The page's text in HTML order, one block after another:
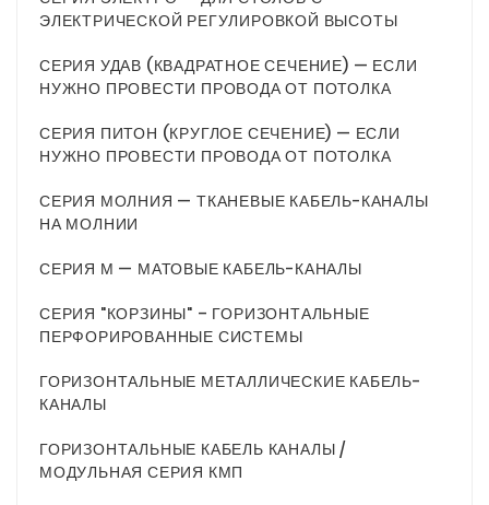
ЭЛЕКТРИЧЕСКОЙ РЕГУЛИРОВКОЙ ВЫСОТЫ
СЕРИЯ УДАВ (КВАДРАТНОЕ СЕЧЕНИЕ) — ЕСЛИ
НУЖНО ПРОВЕСТИ ПРОВОДА ОТ ПОТОЛКА
СЕРИЯ ПИТОН (КРУГЛОЕ СЕЧЕНИЕ) — ЕСЛИ
НУЖНО ПРОВЕСТИ ПРОВОДА ОТ ПОТОЛКА
СЕРИЯ МОЛНИЯ — ТКАНЕВЫЕ КАБЕЛЬ-КАНАЛЫ
НА МОЛНИИ
СЕРИЯ М — МАТОВЫЕ КАБЕЛЬ-КАНАЛЫ
СЕРИЯ "КОРЗИНЫ" – ГОРИЗОНТАЛЬНЫЕ
ПЕРФОРИРОВАННЫЕ СИСТЕМЫ
ГОРИЗОНТАЛЬНЫЕ МЕТАЛЛИЧЕСКИЕ КАБЕЛЬ-
КАНАЛЫ
ГОРИЗОНТАЛЬНЫЕ КАБЕЛЬ КАНАЛЫ /
МОДУЛЬНАЯ СЕРИЯ КМП